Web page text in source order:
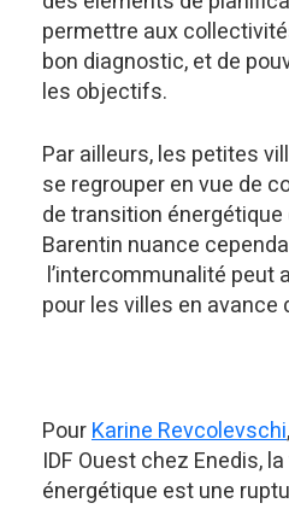
permettre aux
bon diagnostic, et de
les objectifs.
Par ailleurs, les petites
se regrouper en vue de
de transition
Barentin nuance
l’intercommunalité peut
pour les villes en avance
PourKarine Revcolevschi
IDF Ouest chez Enedis,
énergétique est une